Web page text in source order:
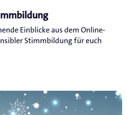
Einblicke aus dem Online-
Stimmbildung für euch